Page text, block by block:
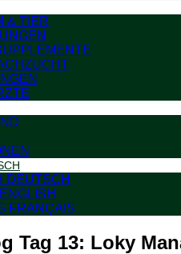
& TIER
DEUTSCH
ENGLISH
FRANÇAIS
Tag 13: Loky